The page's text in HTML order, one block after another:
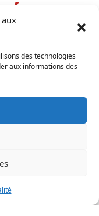
des technologies
aux informations des
2899
0857